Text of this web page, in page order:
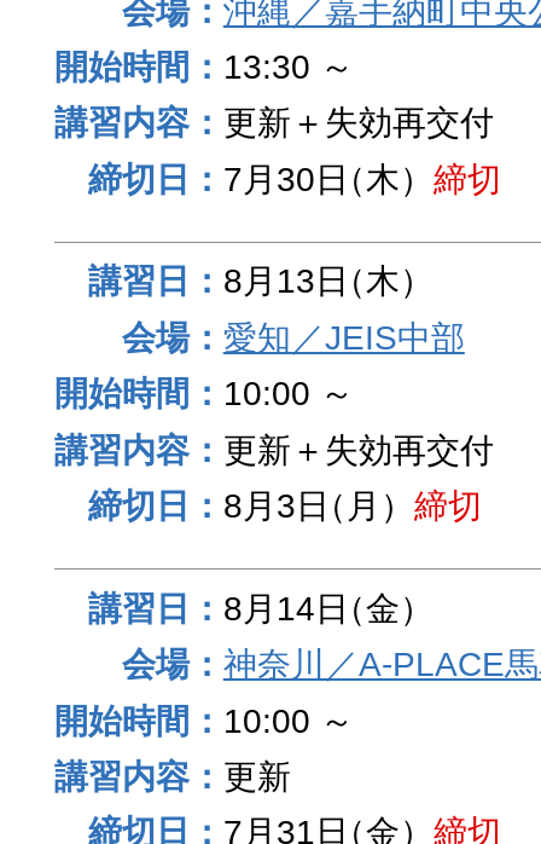
沖縄／嘉手納町中央
13:30 ～
更新＋失効再交付
7月30日（木） 締切
8月13日（木）
愛知／JEIS中部
10:00 ～
更新＋失効再交付
8月3日（月） 締切
8月14日（金）
神奈川／A-PLACE
10:00 ～
更新
7月31日（金） 締切